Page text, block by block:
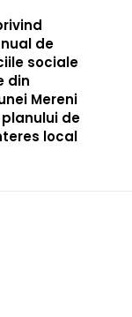
de
sociale
din
Mereni
de
local